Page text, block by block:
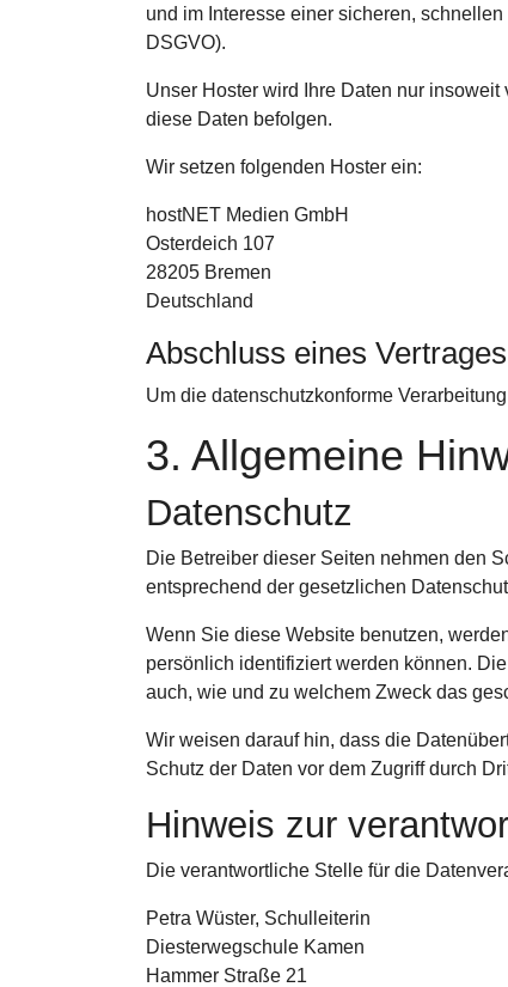
und im Interesse einer sicheren,
DSGVO).
Unser Hoster wird Ihre Daten nur
diese Daten befolgen.
Wir setzen folgenden Hoster ein:
hostNET Medien GmbH
Osterdeich 107
28205 Bremen
Deutschland
Abschluss eines
Um die datenschutzkonforme
3. Allgemeine
Datenschutz
Die Betreiber dieser Seiten nehmen den
entsprechend der gesetzlichen
Wenn Sie diese Website benutzen,
persönlich identifiziert werden können.
auch, wie und zu welchem Zweck das
Wir weisen darauf hin, dass die
Schutz der Daten vor dem Zugriff durch
Hinweis zur
Die verantwortliche Stelle für die
Petra Wüster, Schulleiterin
Diesterwegschule Kamen
Hammer Straße 21